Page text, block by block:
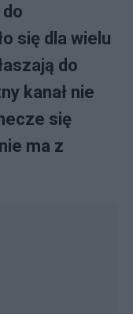
się dla wielu
do
kanał nie
się
ma z